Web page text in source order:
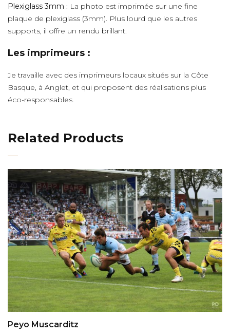
Plexiglass 3mm : La photo est imprimée sur une fine
plaque de plexiglass (3mm). Plus lourd que les autres
supports, il offre un rendu brillant.
Les imprimeurs :
Je travaille avec des imprimeurs locaux situés sur la Côte
Basque, à Anglet, et qui proposent des réalisations plus
éco-responsables.
Related Products
Peyo Muscarditz